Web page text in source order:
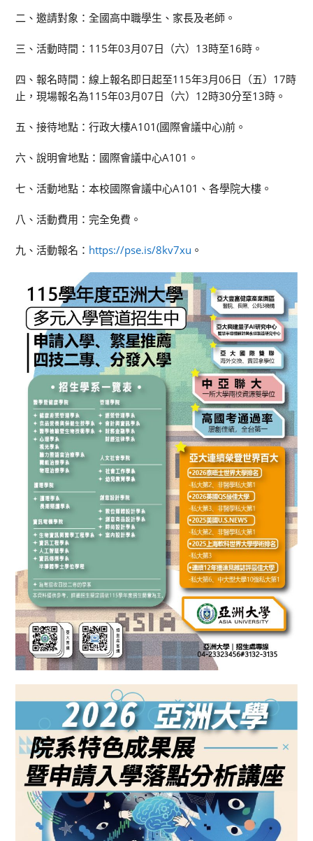
二、邀請對象：全國高中職學生、家長及老師。
三、活動時間：115年03月07日（六）13時至16時。
四、報名時間：線上報名即日起至115年3月06日（五）17時
止，現場報名為115年03月07日（六）12時30分至13時。
五、接待地點：行政大樓A101(國際會議中心)前。
六、說明會地點：國際會議中心A101。
七、活動地點：本校國際會議中心A101、各學院大樓。
八、活動費用：完全免費。
九、活動報名： https://pse.is/8kv7xu 。